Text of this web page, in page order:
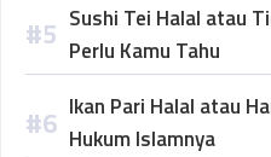
Sushi Tei Halal atau
Perlu Kamu Tahu
Ikan Pari Halal atau
Hukum Islamnya